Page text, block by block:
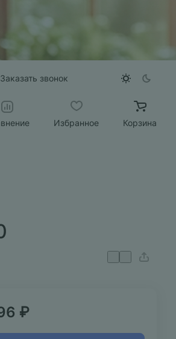
Заказать звонок
Избранное Корзина
₽